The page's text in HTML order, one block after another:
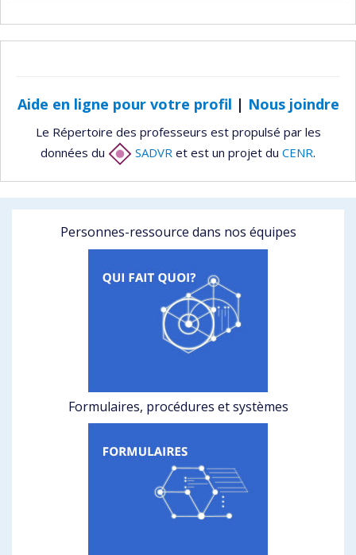
Aide en ligne pour votre profil | Nous joindre
Le Répertoire des professeurs est propulsé par les
données du
SADVR et est un projet du CENR.
Personnes-ressource dans nos équipes
Formulaires, procédures et systèmes